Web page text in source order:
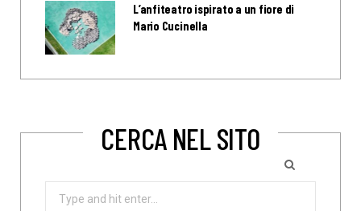
L’anfiteatro ispirato a un fiore di
Mario Cucinella
CERCA NEL SITO
Search